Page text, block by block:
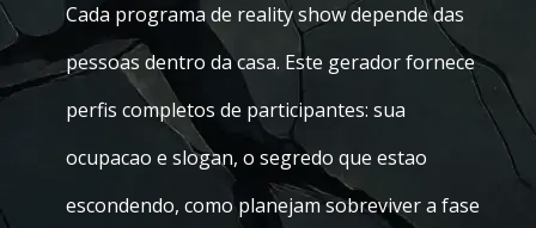
Cada programa de reality show depende das
pessoas dentro da casa. Este gerador fornece
perfis completos de participantes: sua
ocupacao e slogan, o segredo que estao
escondendo, como planejam sobreviver a fase